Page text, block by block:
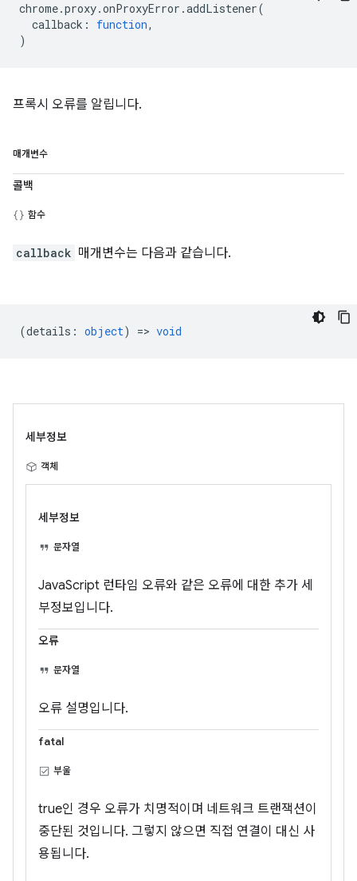
chrome.proxy.onProxyError .addListener(
callback : function,
)
프록시 오류를 알립니다.
매개변수
콜백
함수
callback 매개변수는 다음과 같습니다.
(details : object) => void
세부정보
객체
세부정보
문자열
JavaScript 런타임 오류와 같은 오류에 대한 추가 세
부정보입니다.
오류
문자열
오류 설명입니다.
fatal
부울
true인 경우 오류가 치명적이며 네트워크 트랜잭션이
중단된 것입니다. 그렇지 않으면 직접 연결이 대신 사
용됩니다.